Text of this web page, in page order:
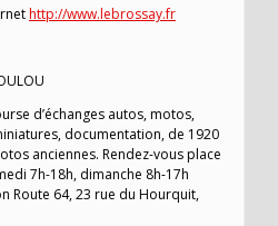
http://www.lebrossay.fr
d’échanges autos, motos,
documentation, de 1920
anciennes. Rendez-vous place
7h-18h, dimanche 8h-17h
Route 64, 23 rue du Hourquit,